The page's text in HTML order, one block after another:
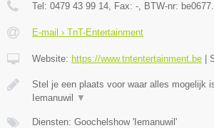
Tel: 0479 43 99 14 , Fax: - , BTW-nr:
E-mail › TnT-Entertainment
Website: https://www.tntentertainment.be
Stel je een plaats voor waar alles mogelijk
Iemanuwil
▼
Diensten: Goochelshow 'Iemanuwil'